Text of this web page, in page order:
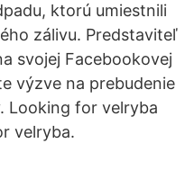
ktorú umiestnili
zálivu. Predstaviteľ
svojej Facebookovej
výzve na prebudenie
Looking for velryba
velryba.